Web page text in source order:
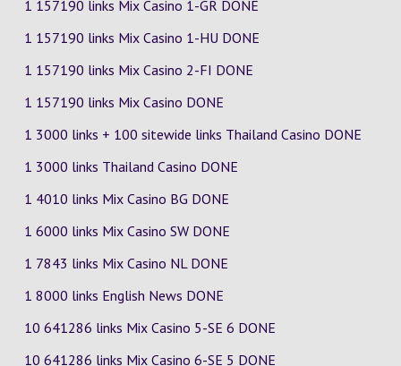
1 157190 links Mix Casino 1-GR DONE
1 157190 links Mix Casino 1-HU DONE
1 157190 links Mix Casino 2-FI DONE
1 157190 links Mix Casino DONE
1 3000 links + 100 sitewide links Thailand Casino DONE
1 3000 links Thailand Casino DONE
1 4010 links Mix Casino BG DONE
1 6000 links Mix Casino SW DONE
1 7843 links Mix Casino NL DONE
1 8000 links English News DONE
10 641286 links Mix Casino 5-SE 6 DONE
10 641286 links Mix Casino 6-SE 5 DONE